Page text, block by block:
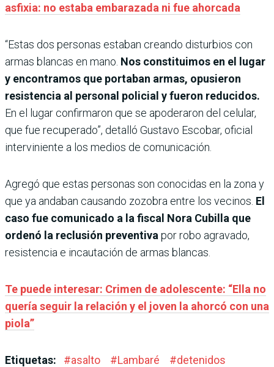
asfixia: no estaba embarazada ni fue ahorcada
“Estas dos personas estaban creando disturbios con
armas blancas en mano. Nos constituimos en el lugar
y encontramos que portaban armas, opusieron
resistencia al personal policial y fueron reducidos.
En el lugar confirmaron que se apoderaron del celular,
que fue recuperado”, detalló Gustavo Escobar, oficial
interviniente a los medios de comunicación.
Agregó que estas personas son conocidas en la zona y
que ya andaban causando zozobra entre los vecinos. El
caso fue comunicado a la fiscal Nora Cubilla que
ordenó la reclusión preventiva por robo agravado,
resistencia e incautación de armas blancas.
Te puede interesar: Crimen de adolescente: “Ella no
quería seguir la relación y el joven la ahorcó con una
piola”
Etiquetas: #asalto #Lambaré #detenidos